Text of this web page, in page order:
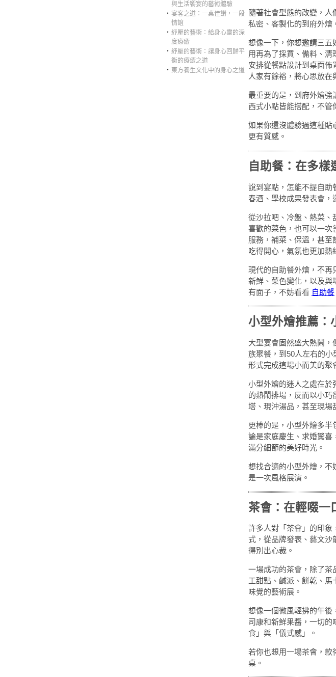
與生活饗宴的藝術體驗
‧ 宴客之道：一桌佳餚，一段
情誼
‧ 紓壓的藝術：給身心靈的深
度療癒
‧ 紓壓的藝術：讓身心回歸平
衡的療癒之道
‧ 東方養生文化中的身心之道
隨著社會型態的改變，人
私密、客製化的到府外燴
想像一下，你想邀請三五
用再為了採買、備料、清
安排從餐點設計到桌面佈
人家有餘裕，將心思放在
最重要的是，到府外燴強
西式小點皆能搭配，不管
如果你還沒體驗過這種貼
更有質感。
自助餐：在多
說到宴點，怎能不提自助
春酒、學校成果發表會，
從沙拉吧、冷盤、熱菜、
喜歡的菜色，也可以一次
服務，補菜、保溫，甚至
吃得開心，氣氛也更加熱
現代的自助餐外燴，不再
新鮮、菜色變化，以及與
有面子，不妨看看 自助餐
小型外燴推薦：
大型宴會固然盛大熱鬧，
族聚餐，到50人左右的
形式完成這場小而美的聚
小型外燴的迷人之處在於
的熱鬧排場，反而以小巧
塔、現沖湯品，甚至現場
更棒的是，小型外燴多
論是家庭慶生、求婚驚喜
滿分細節的美好時光。
想找合適的小型外燴，不
是一次風格展演。
茶會：在輕啜一
許多人對「茶會」的印象
式，從品牌發表、藝文沙
得別出心裁。
一場成功的茶會，除了茶
工甜點、鹹派、餅乾、
味覺的藝術展。
想像一個微風輕拂的午後
司康和新鮮果醬，一切的
食」與「儀式感」。
若你也想用一場茶會，款
桌。